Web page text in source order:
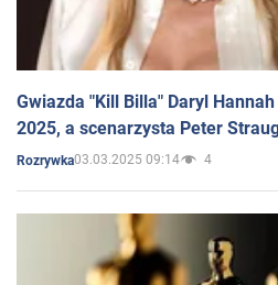
Gwiazda "Kill Billa" Daryl
2025, a scenarzysta Peter
Rozrywka03.03.2025 09:14 4